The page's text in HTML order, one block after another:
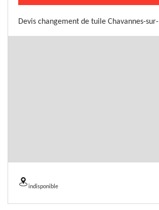
Devis changement de tuile Chavannes-
indisponible